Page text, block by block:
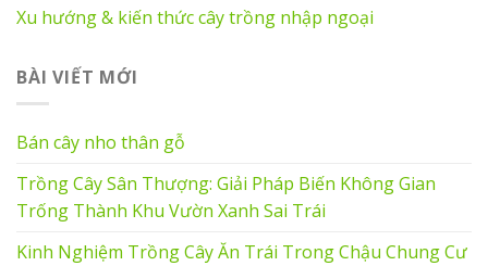
Xu hướng & kiến thức cây trồng nhập ngoại
BÀI VIẾT MỚI
Bán cây nho thân gỗ
Trồng Cây Sân Thượng: Giải Pháp Biến Không Gian
Trống Thành Khu Vườn Xanh Sai Trái
Kinh Nghiệm Trồng Cây Ăn Trái Trong Chậu Chung Cư